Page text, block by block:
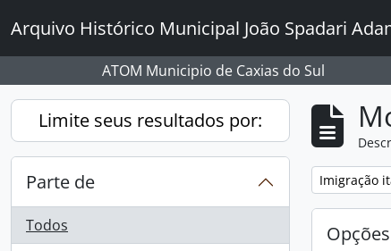
Arquivo Histórico Municipal João Spadari
ATOM Municipio de Caxias do Sul
Limite seus resultados por:
Parte de
Todos
Remover
Imigração